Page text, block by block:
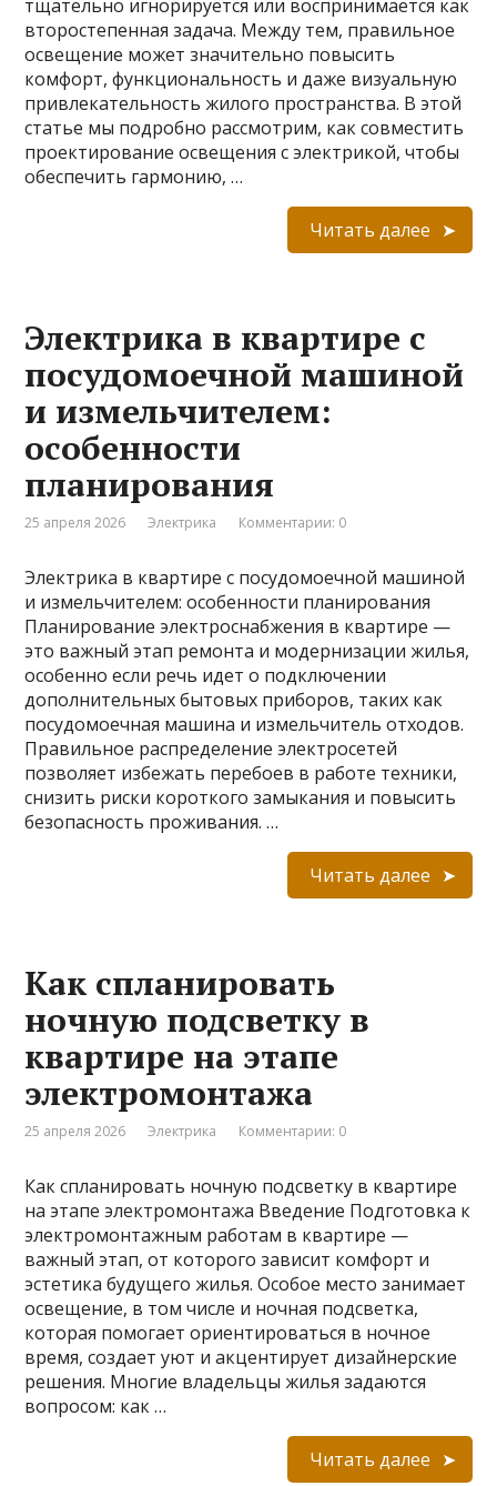
тщательно игнорируется или воспринимается как
второстепенная задача. Между тем, правильное
освещение может значительно повысить
комфорт, функциональность и даже визуальную
привлекательность жилого пространства. В этой
статье мы подробно рассмотрим, как совместить
проектирование освещения с электрикой, чтобы
обеспечить гармонию, …
Читать далее
Электрика в квартире с
посудомоечной машиной
и измельчителем:
особенности
планирования
25 апреля 2026 Электрика Комментарии: 0
Электрика в квартире с посудомоечной машиной
и измельчителем: особенности планирования
Планирование электроснабжения в квартире —
это важный этап ремонта и модернизации жилья,
особенно если речь идет о подключении
дополнительных бытовых приборов, таких как
посудомоечная машина и измельчитель отходов.
Правильное распределение электросетей
позволяет избежать перебоев в работе техники,
снизить риски короткого замыкания и повысить
безопасность проживания. …
Читать далее
Как спланировать
ночную подсветку в
квартире на этапе
электромонтажа
25 апреля 2026 Электрика Комментарии: 0
Как спланировать ночную подсветку в квартире
на этапе электромонтажа Введение Подготовка к
электромонтажным работам в квартире —
важный этап, от которого зависит комфорт и
эстетика будущего жилья. Особое место занимает
освещение, в том числе и ночная подсветка,
которая помогает ориентироваться в ночное
время, создает уют и акцентирует дизайнерские
решения. Многие владельцы жилья задаются
вопросом: как …
Читать далее